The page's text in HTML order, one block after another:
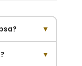
▼
▼